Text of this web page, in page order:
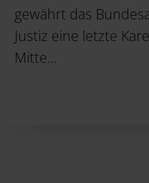
gewährt das
Justiz eine letzte
Mitte...